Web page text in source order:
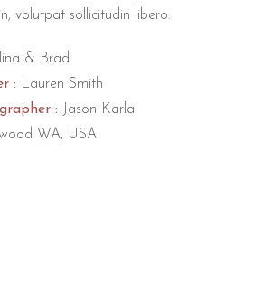
volutpat sollicitudin libero.
& Brad
: Lauren Smith
: Jason Karla
WA, USA